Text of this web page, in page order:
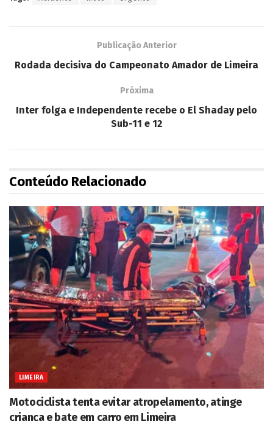
Publicação Anterior
Rodada decisiva do Campeonato Amador de Limeira
Próxima
Inter folga e Independente recebe o El Shaday pelo
Sub-11 e 12
Conteúdo Relacionado
LIMEIRA
Motociclista tenta evitar atropelamento, atinge
criança e bate em carro em Limeira